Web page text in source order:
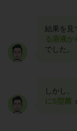
結果を見
る溶液か
でした。
しかし、
にS型菌